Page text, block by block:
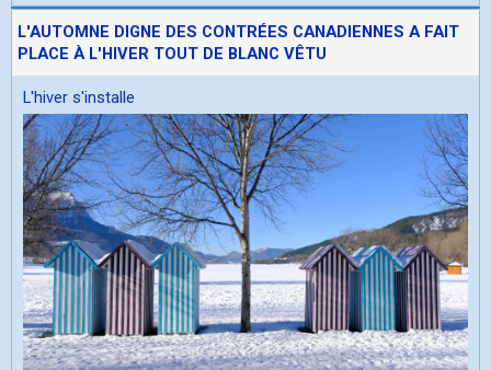
L'AUTOMNE DIGNE DES CONTRÉES CANADIENNES A FAIT
PLACE À L'HIVER TOUT DE BLANC VÊTU
L'hiver s'installe